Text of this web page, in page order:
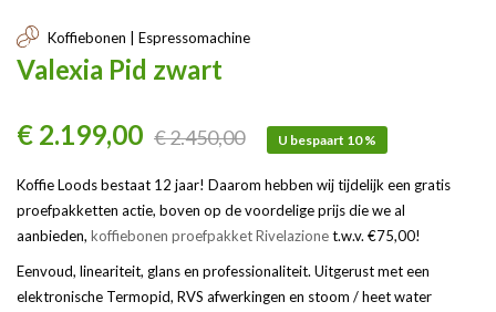
Koffiebonen | Espressomachine
Valexia Pid zwart
€ 2.199,00 € 2.450,00 U bespaart 10 %
Koffie Loods bestaat 12 jaar! Daarom hebben wij tijdelijk een gratis
proefpakketten actie, boven op de voordelige prijs die we al
aanbieden, koffiebonen proefpakket Rivelazionet.w.v. €75,00!
Eenvoud, lineariteit, glans en professionaliteit. Uitgerust met een
elektronische Termopid, RVS afwerkingen en stoom / heet water